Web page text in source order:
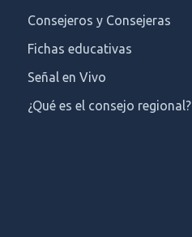
Consejeros y Consejeras
Fichas educativas
Señal en Vivo
¿Qué es el consejo regional?